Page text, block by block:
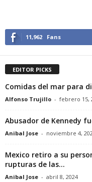
11,962 Fans
EDITOR PICKS
Comidas del mar para
Alfonso Trujillo - febrero 15,
Abusador de Kennedy
Anibal Jose - noviembre 4,
Mexico retiro a su
rupturas de las...
Anibal Jose - abril 8, 2024